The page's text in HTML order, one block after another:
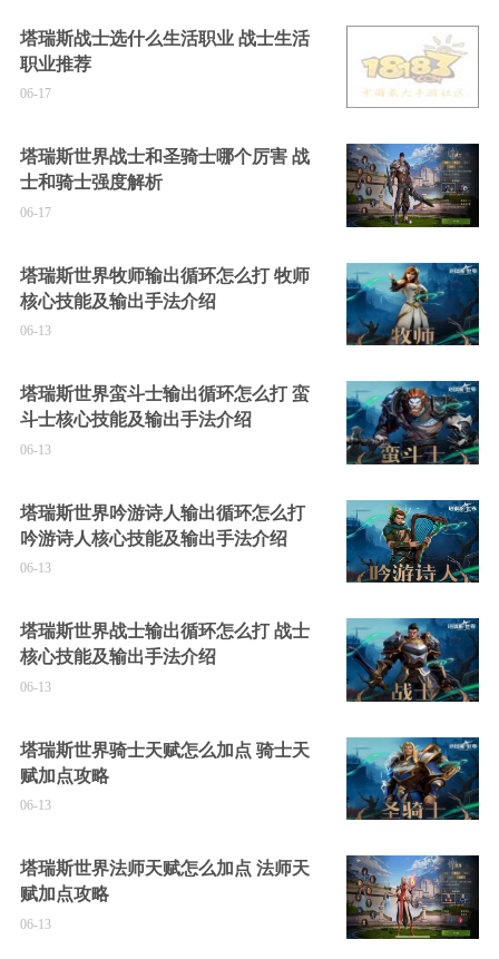
塔瑞斯战士选什么生活职业 战士生活
职业推荐
06-17
塔瑞斯世界战士和圣骑士哪个厉害 战
士和骑士强度解析
06-17
塔瑞斯世界牧师输出循环怎么打 牧师
核心技能及输出手法介绍
06-13
塔瑞斯世界蛮斗士输出循环怎么打 蛮
斗士核心技能及输出手法介绍
06-13
塔瑞斯世界吟游诗人输出循环怎么打
吟游诗人核心技能及输出手法介绍
06-13
塔瑞斯世界战士输出循环怎么打 战士
核心技能及输出手法介绍
06-13
塔瑞斯世界骑士天赋怎么加点 骑士天
赋加点攻略
06-13
塔瑞斯世界法师天赋怎么加点 法师天
赋加点攻略
06-13